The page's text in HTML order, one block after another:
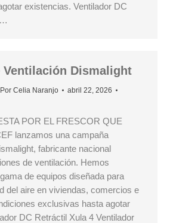
existencias. Ventilador DC
Ventilación Dismalight
Por Celia Naranjo
abril 22, 2026
POR EL FRESCOR QUE
lanzamos una campaña
fabricante nacional
de ventilación. Hemos
de equipos diseñada para
del aire en viviendas, comercios e
exclusivas hasta agotar
DC Retráctil Xula 4 Ventilador